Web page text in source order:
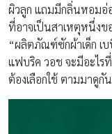
ผิวลูก แถมมีกลิ่นหอมอ่
ที่อาจเป็นสาเหตุหนึ่งข
“ผลิตภัณฑ์ซักผ้าเด็ก เ
แฟบริค วอช จะมีอะไร
ต้องเลือกใช้ ตามมาดูกั